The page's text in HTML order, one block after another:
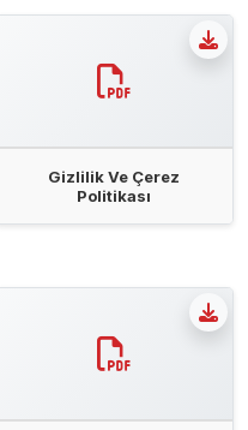
Gizlilik Ve Çerez
Politikası